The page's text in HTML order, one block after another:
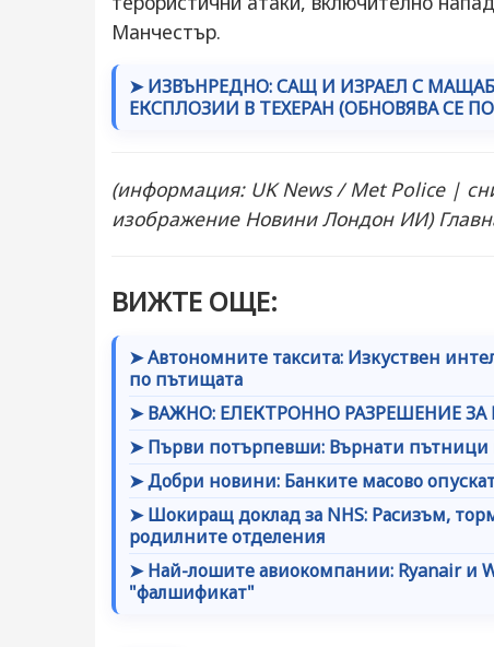
Манчестър.
➤ ИЗВЪНРЕДНО: САЩ И ИЗРАЕЛ С
ЕКСПЛОЗИИ В ТЕХЕРАН (ОБНОВЯВА СЕ
(информация: UK News / Met Police |
изображение Новини Лондон ИИ)
ВИЖТЕ ОЩЕ:
➤ Автономните таксита: Изкуствен
по пътищата
➤ ВАЖНО: ЕЛЕКТРОННО РАЗРЕШЕНИЕ
➤ Първи потърпевши: Върнати пътници
➤ Добри новини: Банките масово
➤ Шокиращ доклад за NHS: Расизъм,
родилните отделения
➤ Най-лошите авиокомпании: Ryanair и
"фалшификат"